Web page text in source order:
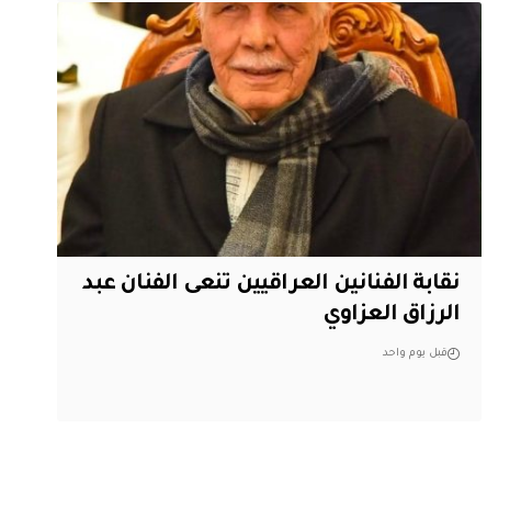
نقابة الفنانين العراقيين تنعى الفنان عبد
الرزاق العزاوي
قبل يوم واحد